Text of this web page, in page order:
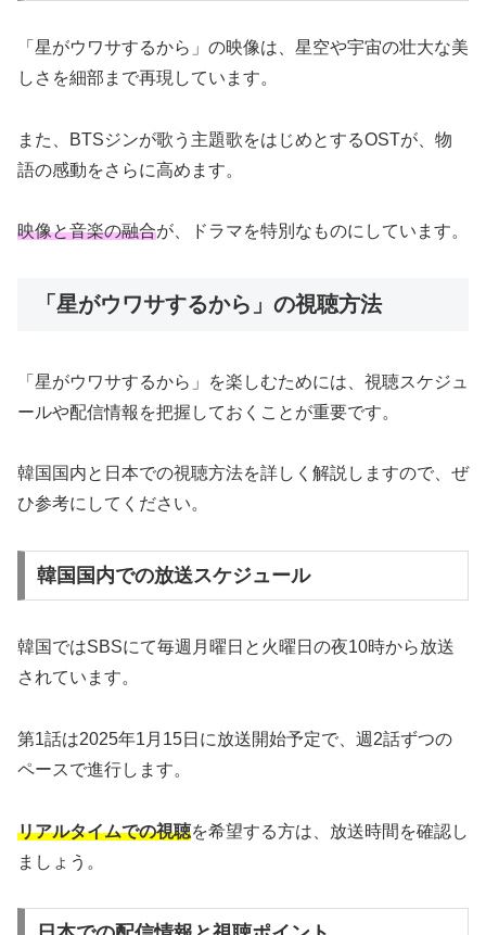
「星がウワサするから」の映像は、星空や宇宙の壮大な美
しさを細部まで再現しています。
また、BTSジンが歌う主題歌をはじめとするOSTが、物
語の感動をさらに高めます。
映像と音楽の融合が、ドラマを特別なものにしています。
「星がウワサするから」の視聴方法
「星がウワサするから」を楽しむためには、視聴スケジュ
ールや配信情報を把握しておくことが重要です。
韓国国内と日本での視聴方法を詳しく解説しますので、ぜ
ひ参考にしてください。
韓国国内での放送スケジュール
韓国ではSBSにて毎週月曜日と火曜日の夜10時から放送
されています。
第1話は2025年1月15日に放送開始予定で、週2話ずつの
ペースで進行します。
リアルタイムでの視聴を希望する方は、放送時間を確認し
ましょう。